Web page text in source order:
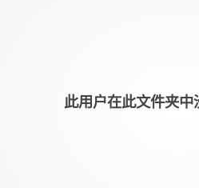
此用户在此文件夹